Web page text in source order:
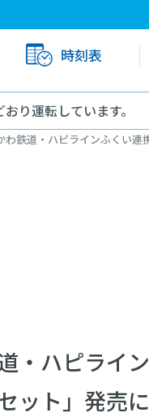
時刻表
り運転しています。
わ鉄道・ハピラインふくい
・ハピラ
ット」発売